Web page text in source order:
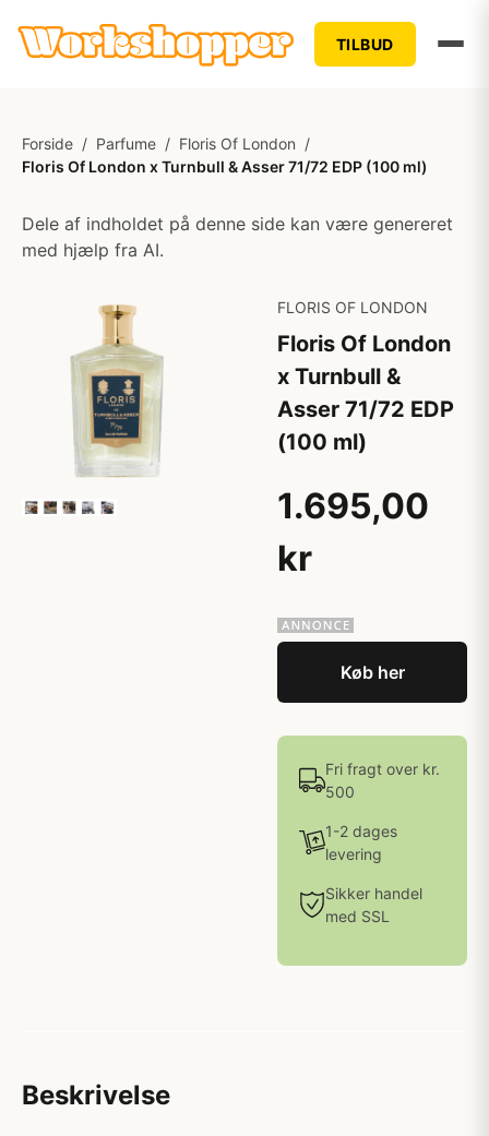
TILBUD
Forside / Parfume / Floris Of London /
Floris Of London x Turnbull & Asser 71/72 EDP (100 ml)
Dele af indholdet på denne side kan være genereret
med hjælp fra AI.
FLORIS OF LONDON
Floris Of London
x Turnbull &
Asser 71/72 EDP
(100 ml)
1.695,00
kr
Køb her
Fri fragt over kr.
500
1-2 dages
levering
Sikker handel
med SSL
Beskrivelse